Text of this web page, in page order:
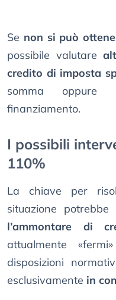
Se non si può
possibile valutare
credito di imposta
somma oppure
finanziamento.
I possibili
110%
La chiave per
situazione
l’ammontare di
attualmente
disposizioni
esclusivamente in